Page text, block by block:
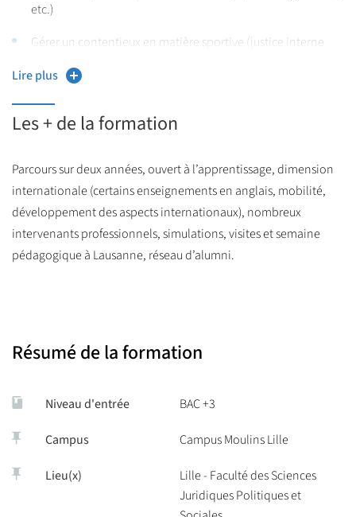
etc.)
Gérer un contentieux en matière sportive (justice interne
internationales)
Organiser et réaliser une veille juridique en droit du sport
matière sportive
Communiquer oralement avec un support pour présenter
des questions juridiques
Gérer un projet (rétroplanning, répartition des tâches, etc.)
et du sport)
Lire plus
Les + de la formation
Parcours sur deux années, ouvert à l’apprentissage, dimension
internationale (certains enseignements en anglais, mobilité,
développement des aspects internationaux), nombreux
intervenants professionnels, simulations, visites et semaine
pédagogique à Lausanne, réseau d’alumni.
Résumé de la formation
Niveau d'entrée BAC +3
Campus Campus Moulins Lille
Lieu(x)
Lille - Faculté des Sciences
Juridiques Politiques et